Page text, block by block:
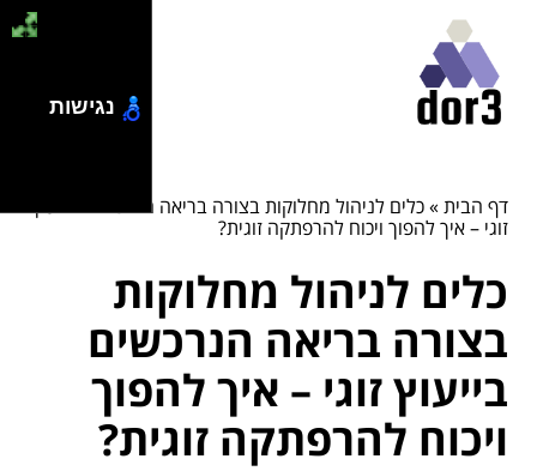
דף הבית»כלים לניהול מחלוקות בצורה בריאה הנרכשים בייעוץ
זוגי – איך להפוך ויכוח להרפתקה זוגית?
כלים לניהול מחלוקות
בצורה בריאה הנרכשים
בייעוץ זוגי – איך להפוך
ויכוח להרפתקה זוגית?
נגישות